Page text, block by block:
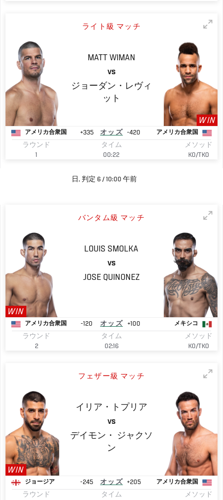
ライト級 マッチ
MATT WIMAN
VS
ジョーダン・レヴィ
ット
WIN
アメリカ合衆国 +335 オッズ -420 アメリカ合衆国
ラウンド
1
タイム
00:22
メソッド
KO/TKO
日, 判定 6 / 10:00 午前
バンタム級 マッチ
WIN
LOUIS SMOLKA
VS
JOSE QUINONEZ
アメリカ合衆国 -120 オッズ +100 メキシコ
ラウンド
2
タイム
02:16
メソッド
KO/TKO
フェザー級 マッチ
WIN
イリア・トプリア
VS
デイモン・
ジャクソ
ン
ジョージア -245 オッズ +205 アメリカ合衆国
ラウンド
タイム
メソッド